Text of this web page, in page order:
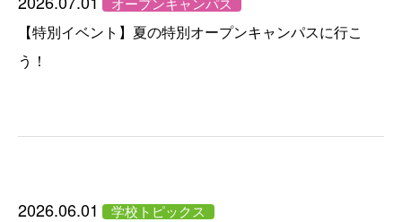
オープンキャンパス
【特別イベント】夏の特別オープンキャンパスに行こ
う！
2026.06.01
学校トピックス